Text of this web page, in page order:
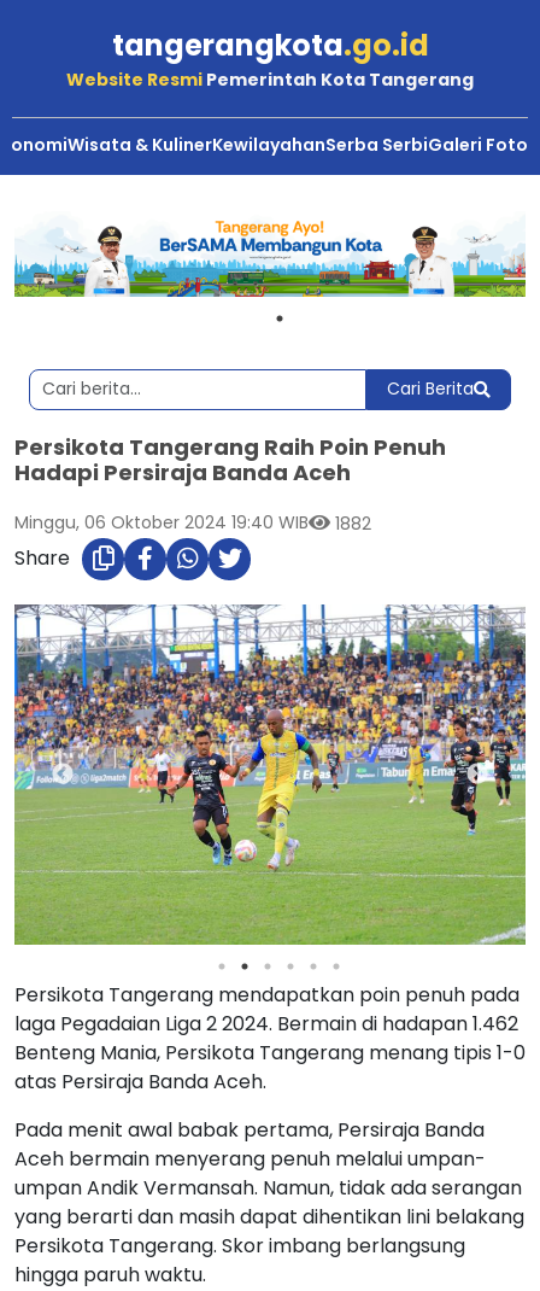
tangerangkota.go.id
Website Resmi Pemerintah Kota Tangerang
Wisata & KulinerKewilayahanSerba SerbiGaleri Foto
Cari Berita
Persikota Tangerang Raih Poin Penuh
Hadapi Persiraja Banda Aceh
Minggu, 06 Oktober 2024 19:40 WIB 1882
Share
Persikota Tangerang mendapatkan poin penuh pada
laga Pegadaian Liga 2 2024. Bermain di hadapan 1.462
Benteng Mania, Persikota Tangerang menang tipis 1-0
atas Persiraja Banda Aceh.
Pada menit awal babak pertama, Persiraja Banda
Aceh bermain menyerang penuh melalui umpan-
umpan Andik Vermansah. Namun, tidak ada serangan
yang berarti dan masih dapat dihentikan lini belakang
Persikota Tangerang. Skor imbang berlangsung
hingga paruh waktu.